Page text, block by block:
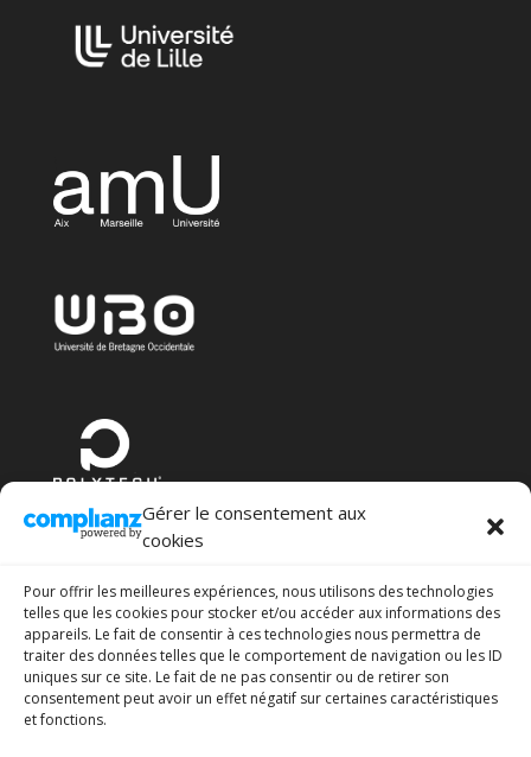
Gérer le consentement aux
cookies
Pour offrir les meilleures expériences, nous utilisons des technologies
telles que les cookies pour stocker et/ou accéder aux informations des
appareils. Le fait de consentir à ces technologies nous permettra de
traiter des données telles que le comportement de navigation ou les ID
uniques sur ce site. Le fait de ne pas consentir ou de retirer son
consentement peut avoir un effet négatif sur certaines caractéristiques
et fonctions.